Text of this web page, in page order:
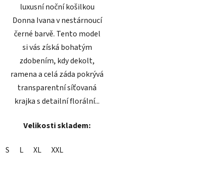
luxusní noční košilkou
Donna Ivana v nestárnoucí
černé barvě. Tento model
si vás získá bohatým
zdobením, kdy dekolt,
ramena a celá záda pokrývá
transparentní síťovaná
krajka s detailní florální...
Velikosti skladem:
S L XL XXL